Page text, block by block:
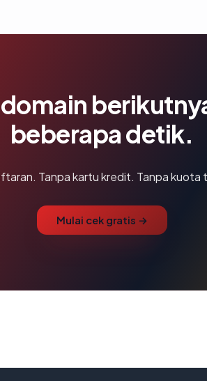
beberapa detik.
Tanpa kartu kredit. Tanpa kuota
Mulai cek gratis →